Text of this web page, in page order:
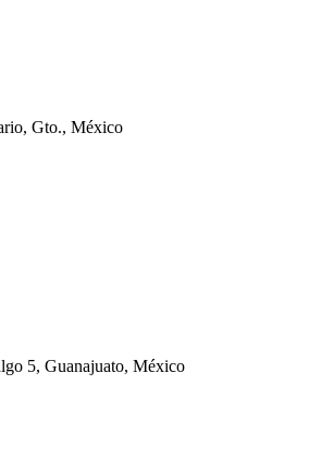
Gto., México
5, Guanajuato, México